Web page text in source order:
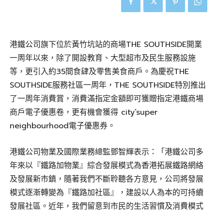
港鐵公司旗下位於黃竹坑站的商場THE SOUTHSIDE開業
一周年以來，除了開設教育、大型超市及民生服務設施
等，更引入約35間食肆及零售美食商戶。為慶祝THE
SOUTHSIDE服務社區一周年，THE SOUTHSIDE特別推出
了一周年消費賞，消費滿指定金額即可獲贈指定港鐵商場
商戶電子優惠卷，更有機會獲得 city’super
neighbourhood電子優惠券。
港鐵公司物業及國際業務總監鄧智輝表示：「港鐵公司多
年來以『鐵路加物業』綜合發展模式為香港拓展鐵路網絡
及發展新市鎮，隨著我們不斷聆聽各方意見，公司將發展
模式逐漸轉變為『鐵路加社區』，建設以人為本的可持續
發展社區。近年，我們留意到市民的生活習慣及消費模式